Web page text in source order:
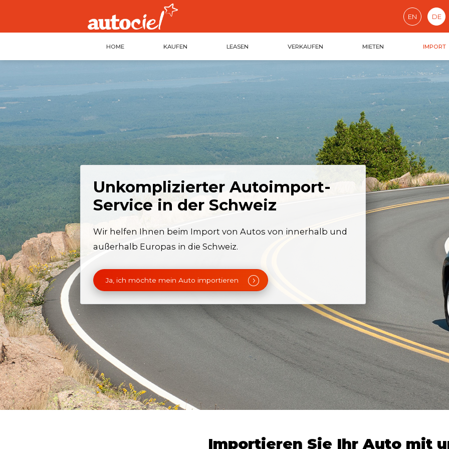
EN DE
HOME KAUFEN LEASEN VERKAUFEN MIETEN IMPORT
Unkomplizierter Autoimport-
Service in der Schweiz
Wir helfen Ihnen beim Import von Autos von innerhalb und
außerhalb Europas in die Schweiz.
Ja, ich möchte mein Auto importieren
Importieren Sie Ihr Auto mit